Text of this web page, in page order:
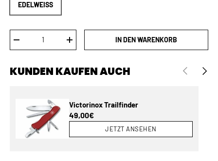
EDELWEISS
MENGE VERRINGERNMENGE ERHÖHENIN DEN WARENKORB
KUNDEN KAUFEN AUCH VORHERIGE
Victorinox Trailfinder
Normaler Preis
49,00€
JETZT ANSEHEN